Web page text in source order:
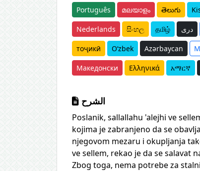
Português മലയാളം తెలుగు
Nederlands සිංහල தமிழ் دری
тоҷикӣ O‘zbek Azərbaycan
Македонски Ελληνικά አማርኛ
الشرح
Poslanik, sallallahu 'alejhi ve
kojima je zabranjeno da se
njegovom mezaru i okupljanja
ve sellem, rekao je da se salavat
Zbog toga, nema potrebe za